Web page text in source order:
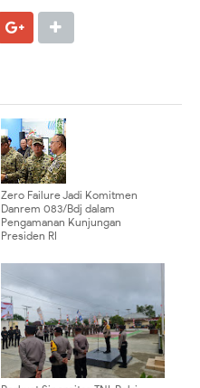
Zero Failure Jadi Komitmen
Danrem 083/Bdj dalam
Pengamanan Kunjungan
Presiden RI